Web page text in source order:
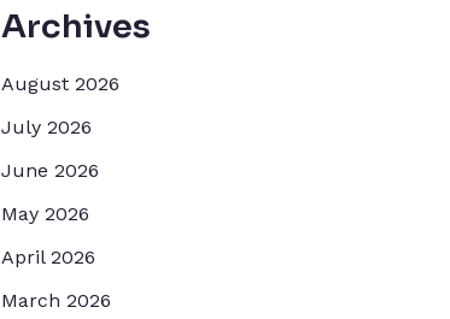
Archives
August 2026
July 2026
June 2026
May 2026
April 2026
March 2026